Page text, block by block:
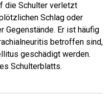
die Schulter verletzt
Schlag oder
Gegenstände. Er ist häufig
betroffen sind,
geschädigt werden.
Schulterblatts.